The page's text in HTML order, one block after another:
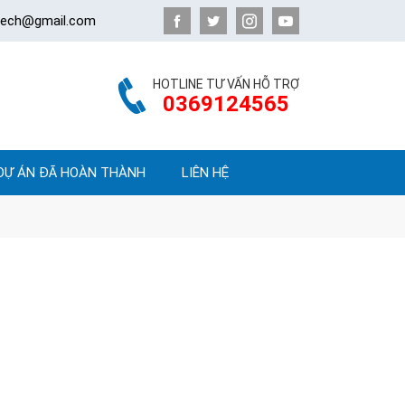
HOTLINE TƯ VẤN HỖ TRỢ
0369124565
ÁN ĐÃ HOÀN THÀNH LIÊN HỆ